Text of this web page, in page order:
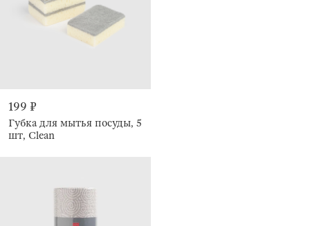
199 ₽
Губка для мытья посуды, 5
шт, Clean